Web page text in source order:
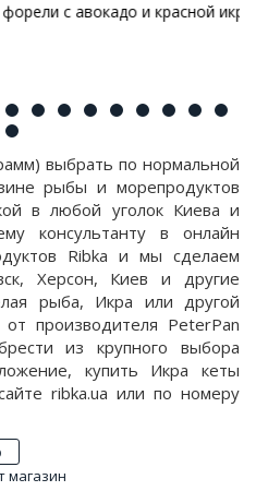
и красной икрой
выбрать по нормальной
рыбы и морепродуктов
в любой уголок Киева и
консультанту в онлайн
Ribka и мы сделаем
Херсон, Киев и другие
рыба, Икра или другой
производителя PeterPan
из крупного выбора
купить Икра кеты
ribka.ua или по номеру
магазин